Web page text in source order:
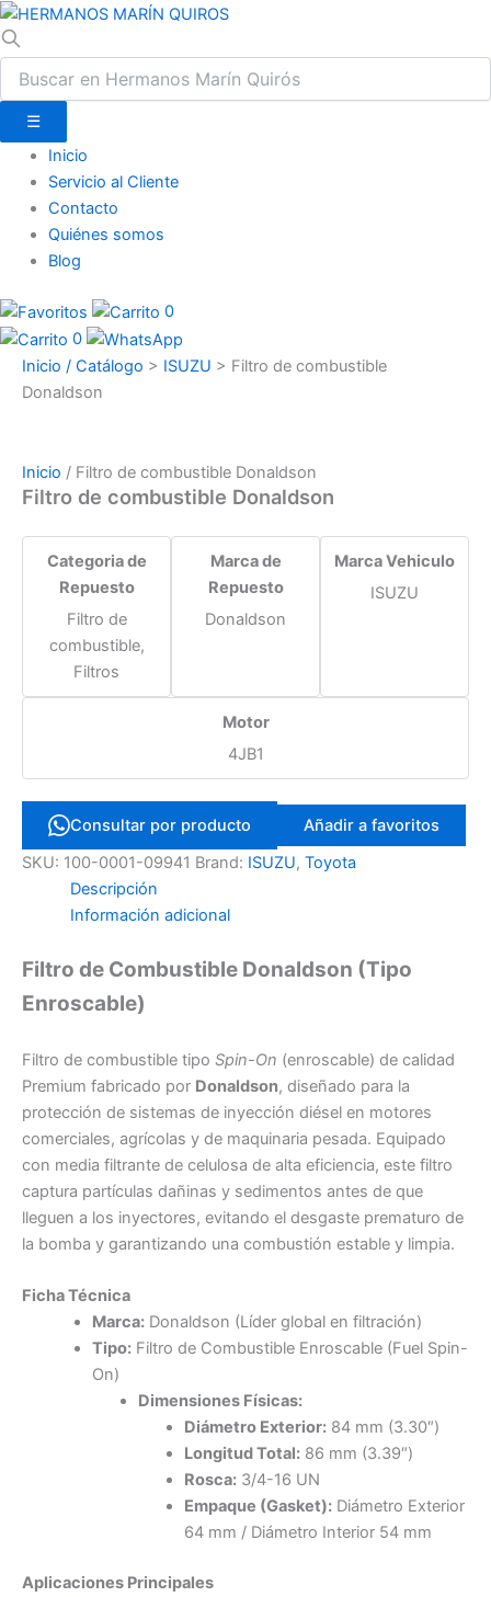
☰
Inicio
Servicio al Cliente
Contacto
Quiénes somos
Blog
0
0
Inicio / Catálogo > ISUZU > Filtro de combustible
Donaldson
Inicio / Filtro de combustible Donaldson
Filtro de combustible Donaldson
Categoria de
Repuesto
Filtro de
combustible,
Filtros
Marca de
Repuesto
Donaldson
Marca Vehiculo
ISUZU
Motor
4JB1
Consultar por producto
Añadir a favoritos
SKU: 100-0001-09941 Brand: ISUZU, Toyota
Descripción
Información adicional
Filtro de Combustible Donaldson (Tipo
Enroscable)
Filtro de combustible tipo Spin-On (enroscable) de calidad
Premium fabricado por Donaldson, diseñado para la
protección de sistemas de inyección diésel en motores
comerciales, agrícolas y de maquinaria pesada. Equipado
con media filtrante de celulosa de alta eficiencia, este filtro
captura partículas dañinas y sedimentos antes de que
lleguen a los inyectores, evitando el desgaste prematuro de
la bomba y garantizando una combustión estable y limpia.
Ficha Técnica
Marca:Donaldson (Líder global en filtración)
Tipo:Filtro de Combustible Enroscable (Fuel Spin-
On)
Dimensiones Físicas:
Diámetro Exterior:84 mm (3.30″)
Longitud Total:86 mm (3.39″)
Rosca:3/4-16 UN
Empaque (Gasket):Diámetro Exterior
64 mm / Diámetro Interior 54 mm
Aplicaciones Principales